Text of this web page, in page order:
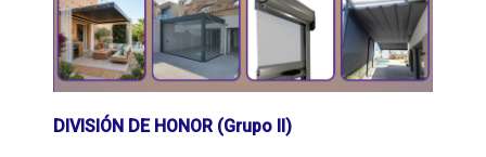
DIVISIÓN DE HONOR (Grupo II)